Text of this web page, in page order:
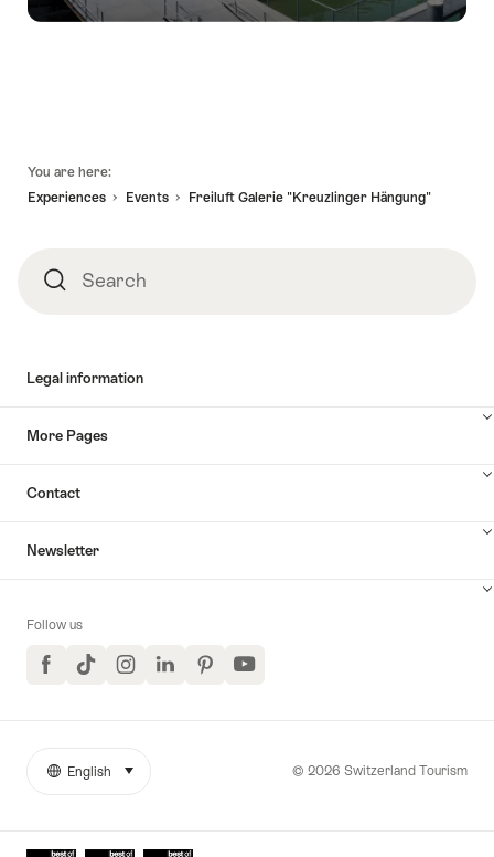
You are here:
Experiences
Events Freiluft Galerie "Kreuzlinger Hängung"
SearchSearch
Legal information
More Pages
Contact
Newsletter
Follow us
FacebookTikTokInstagramLinkedInPinterestYouTube
More
© 2026 Switzerland Tourism
Language
English select (click to display)